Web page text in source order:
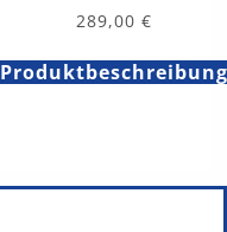
289,00 €
Produktbeschreibung